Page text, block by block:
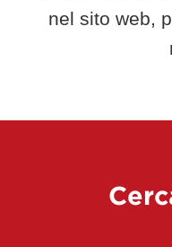
nel sito web,